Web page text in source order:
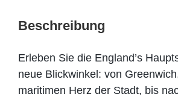
Beschreibung
Erleben Sie die England’s
neue Blickwinkel: von
maritimen Herz der Stadt, bis